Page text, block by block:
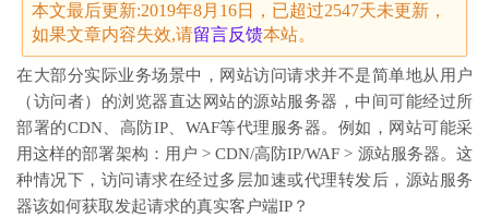
本文最后更新:2019年8月16日，已超过2547天未更新，
如果文章内容失效,请留言反馈本站。
在大部分实际业务场景中，网站访问请求并不是简单地从用户
（访问者）的浏览器直达网站的源站服务器，中间可能经过所
部署的CDN、高防IP、WAF等代理服务器。例如，网站可能采
用这样的部署架构：用户 > CDN/高防IP/WAF > 源站服务器。这
种情况下，访问请求在经过多层加速或代理转发后，源站服务
器该如何获取发起请求的真实客户端IP？